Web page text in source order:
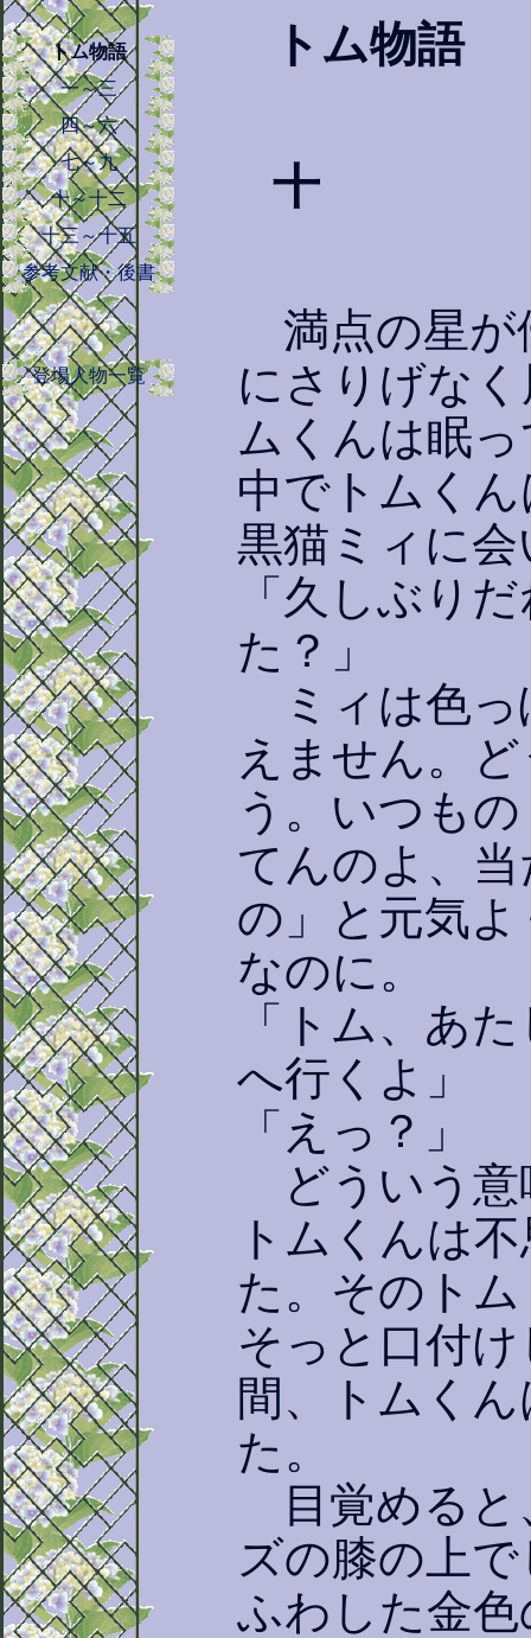
トム物語
一～三
四～六
七～九
十～十二
十三～十五
参考文献・後書
登場人物一覧
トム物語
十
満点の星が
にさりげな
ムくんは眠
中でトムく
黒猫ミィに
「久しぶり
た？」
ミィは色っ
えません。
う。いつも
てんのよ、
の」と元気
なのに。
「トム、あ
へ行くよ」
「えっ？」
どういう意
トムくんは
た。そのト
そっと口付
間、トムく
た。
目覚めると
ズの膝の上
ふわした金